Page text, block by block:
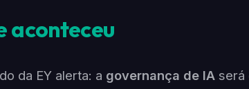
aconteceu
da EY alerta: a governança de IA será